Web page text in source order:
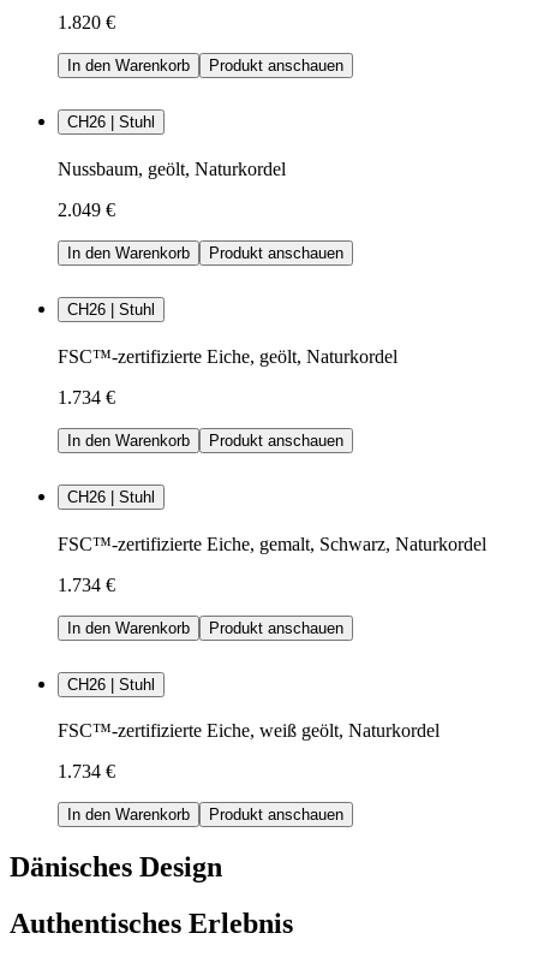
1.820 €
In den Warenkorb Produkt anschauen
CH26 | Stuhl
Nussbaum, geölt, Naturkordel
2.049 €
In den Warenkorb Produkt anschauen
CH26 | Stuhl
FSC™-zertifizierte Eiche, geölt, Naturkordel
1.734 €
In den Warenkorb Produkt anschauen
CH26 | Stuhl
FSC™-zertifizierte Eiche, gemalt, Schwarz, Naturkordel
1.734 €
In den Warenkorb Produkt anschauen
CH26 | Stuhl
FSC™-zertifizierte Eiche, weiß geölt, Naturkordel
1.734 €
In den Warenkorb Produkt anschauen
Dänisches Design
Authentisches Erlebnis